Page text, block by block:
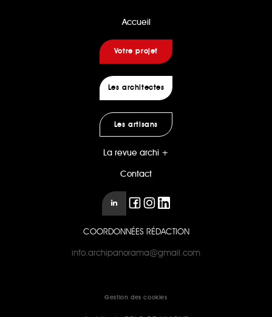
Accueil
Votre projet
Les architectes
Les artisans
La revue archi +
Contact
COORDONNÉES RÉDACTION
info.archipanorama@gmail.com
Gestion des cookies